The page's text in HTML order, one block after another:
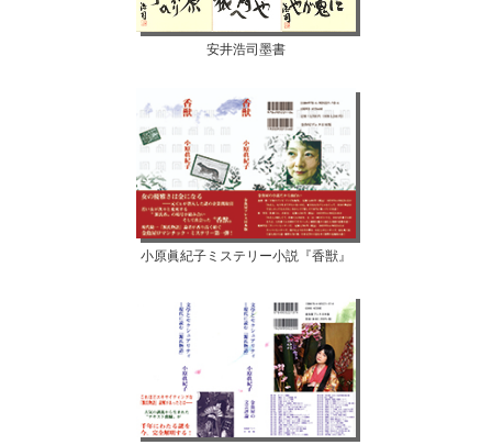
安井浩司墨書
小原眞紀子ミステリー小説『香獣』